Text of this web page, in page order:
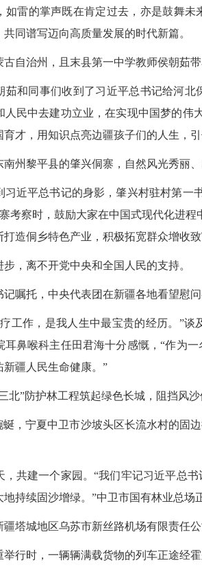
的掌声既在肯定过去，亦是鼓舞未
同谱写迈向高质量发展的时代新篇。
治州，且末县第一中学教师侯朝茹带
和同事们收到了习近平总书记给河北
人民中去建功立业，在实现中国梦的伟
才，用知识点亮边疆孩子们的人生，
黎平县的肇兴侗寨，自然风光秀丽、
平总书记的身影，肇兴村驻村第一
考察时，鼓励大家在中国式现代化进
造侗乡特色产业，积极拓宽群众增收
离不开党中央和全国人民的支持。
托，中央代表团在新疆各地看望慰问
作，是我人生中最宝贵的经历。”谈
耳鼻喉科主任田君海十分感慨，“作为
疆人民生命健康。”
”防护林工程筑起绿色长城，阻挡风沙
宁夏中卫市沙坡头区长流水村的固边
建一个家园。“我们牢记习近平总书
持续固沙增绿。”中卫市国有林业总场
城地区乌苏市新丝路机场有限责任公
时，一辆辆满载货物的列车正途经霍